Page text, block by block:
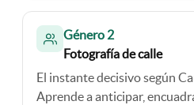
Género 2
Fotografía de calle
El instante decisivo según
Aprende a anticipar,